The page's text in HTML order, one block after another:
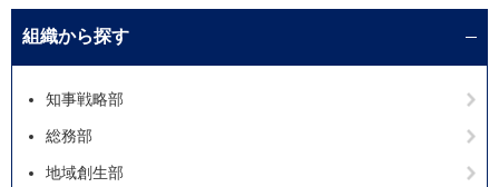
組織から探す
知事戦略部
総務部
地域創生部